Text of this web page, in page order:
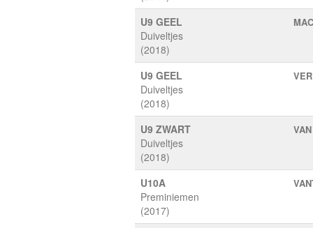
U9 GEEL
Duiveltjes
(2018)
U9 GEEL
Duiveltjes
(2018)
U9 ZWART
Duiveltjes
(2018)
U10A
Preminiemen
(2017)